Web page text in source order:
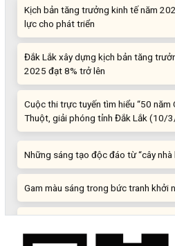
lực cho phát triển
Đắk Lắk xây dựng kịch bản tăng
2025 đạt 8% trở lên
Cuộc thi trực tuyến tìm hiểu “50 năm
Thuột, giải phóng tỉnh Đắk Lắk (10/
Gam màu sáng trong bức tranh khởi
Khi khoa học - công nghệ chưa có
Chế biến sâu – Nâng cao giá trị nông